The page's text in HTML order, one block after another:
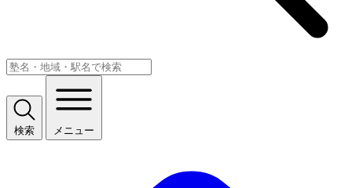
検索 メニュー